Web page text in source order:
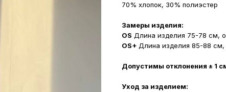
70% хлопок, 30% полиэстер
Замеры изделия:
OS Длина изделия 75-78 см,
OS+ Длина изделия 85-88 см,
Допустимы отклонения ± 1
Уход за изделием: